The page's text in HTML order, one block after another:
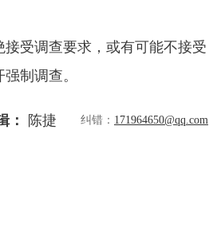
受调查要求，或有可能不接受
制调查。
： 陈捷 纠错： 171964650@qq.com